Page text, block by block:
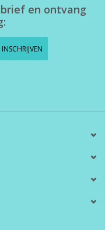
en ontvang
INSCHRIJVEN